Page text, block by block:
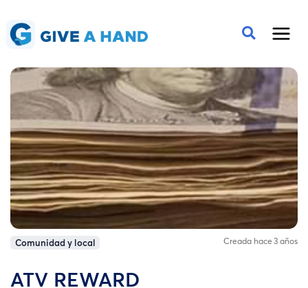
Comunidad y local Creada hace 3 años
ATV REWARD